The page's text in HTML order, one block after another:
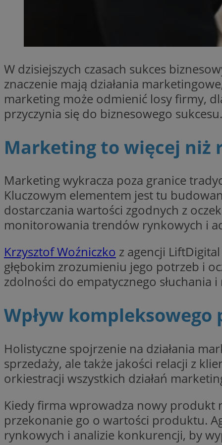
W dzisiejszych czasach sukces
znaczenie mają działania
marketing może odmienić losy firmy,
przyczynia się do biznesowego sukcesu.
Marketing to więcej niż
Marketing wykracza poza granice
Kluczowym elementem jest tu
dostarczania wartości zgodnych z
monitorowania trendów rynkowych i
Krzysztof Woźniczko z agencji
głębokim zrozumieniu jego potrzeb i
zdolności do empatycznego słuchania
Wpływ
Holistyczne spojrzenie na działania
sprzedaży, ale także jakości relacji z
orkiestracji wszystkich działań
Kiedy firma wprowadza nowy produkt
przekonanie go o wartości produktu.
rynkowych i analizie konkurencji, by
__cf_bm
Nazwa
_clck
_clsk
rud
ANON_ID
Nazwa
Provider
Domena
Nazwa
__Secure-YNID
openstat_gid
ADK_EX_11